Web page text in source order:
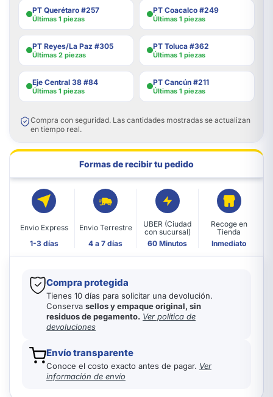
PT Querétaro #257
Últimas 1 piezas
PT Coacalco #249
Últimas 1 piezas
PT Reyes/La Paz #305
Últimas 2 piezas
PT Toluca #362
Últimas 1 piezas
Eje Central 38 #84
Últimas 1 piezas
PT Cancún #211
Últimas 1 piezas
Compra con seguridad. Las cantidades mostradas se actualizan
en tiempo real.
Formas de recibir tu pedido
Envio Express
1-3 días
Envio Terrestre
4 a 7 días
UBER (Ciudad
con sucursal)
60 Minutos
Recoge en
Tienda
Inmediato
Compra protegida
Tienes 10 días para solicitar una devolución.
Conserva sellos y empaque original, sin
residuos de pegamento. Ver política de
devoluciones
Envío transparente
Conoce el costo exacto antes de pagar. Ver
información de envío